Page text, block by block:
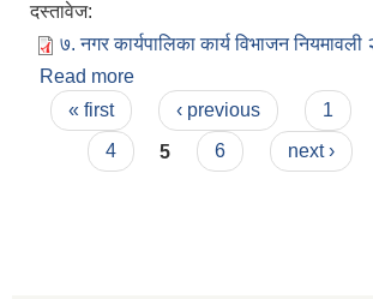
दस्तावेज:
७. नगर कार्यपालिका कार्य विभाजन
Read more
२०७४
Pages
« first ‹ previous 1
4
5 6 next ›